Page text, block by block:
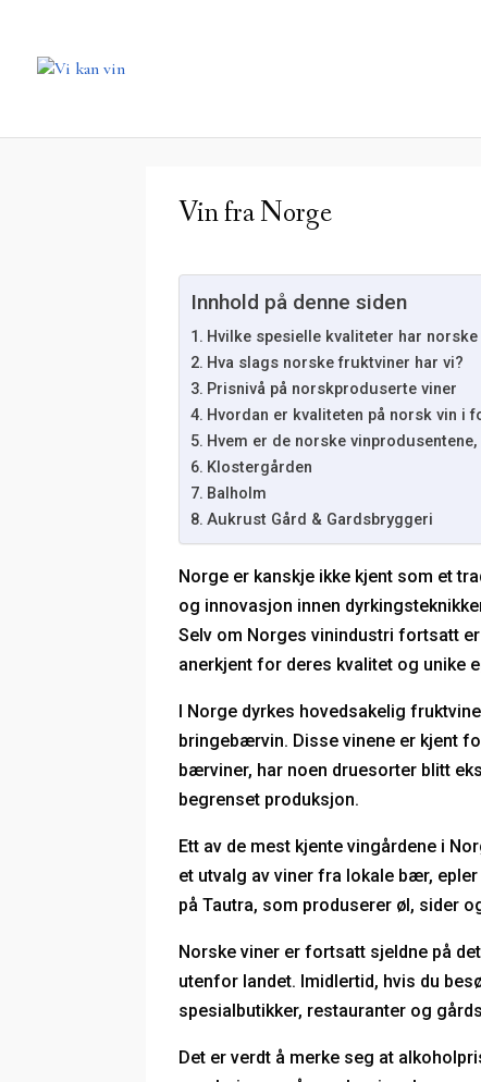
Vin fra Norge
Innhold på denne siden
Hvilke spesielle kvaliteter har norske
Hva slags norske fruktviner har vi?
Prisnivå på norskproduserte viner
Hvordan er kvaliteten på norsk vin i
Hvem er de norske
Klostergården
Balholm
Aukrust Gård & Gardsbryggeri
Norge er kanskje ikke kjent som et
og innovasjon innen
Selv om Norges vinindustri fortsatt
anerkjent for deres kvalitet og unike
I Norge dyrkes hovedsakelig
bringebærvin. Disse vinene er kjent
bærviner, har noen druesorter blitt
begrenset produksjon.
Ett av de mest kjente vingårdene i
et utvalg av viner fra lokale bær,
på Tautra, som produserer øl, sider
Norske viner er fortsatt sjeldne på
utenfor landet. Imidlertid, hvis du
spesialbutikker, restauranter og
Det er verdt å merke seg at